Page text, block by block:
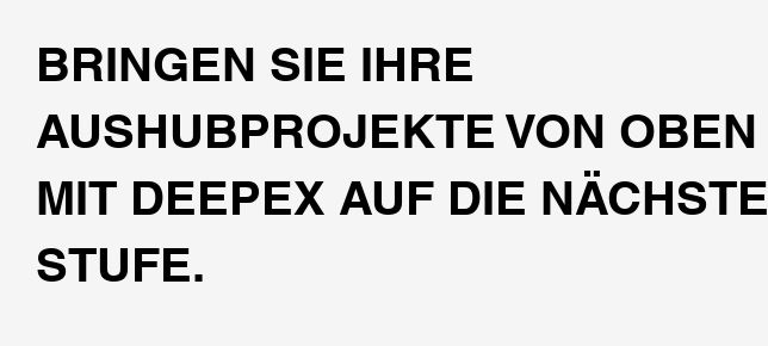
BRINGEN SIE IHRE
AUSHUBPROJEKTE VON OBEN
MIT DEEPEX AUF DIE NÄCHSTE
STUFE.